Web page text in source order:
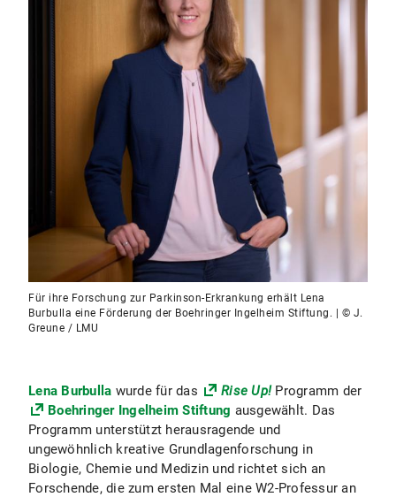
Für ihre Forschung zur Parkinson-Erkrankung erhält Lena
Burbulla eine Förderung der Boehringer Ingelheim Stiftung. | © J.
Greune / LMU
Lena Burbulla wurde für das Rise Up!Programm der
Boehringer Ingelheim Stiftung ausgewählt. Das
Programm unterstützt herausragende und
ungewöhnlich kreative Grundlagenforschung in
Biologie, Chemie und Medizin und richtet sich an
Forschende, die zum ersten Mal eine W2-Professur an